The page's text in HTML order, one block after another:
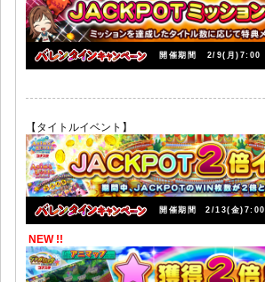
開催期間 2/9(月)7:00
【タイトルイベント】
開催期間 2/13(金)7:00
NEW !!